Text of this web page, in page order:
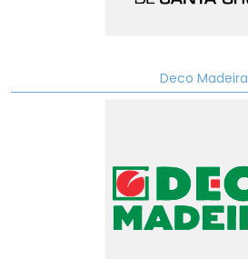
Deco Madeira